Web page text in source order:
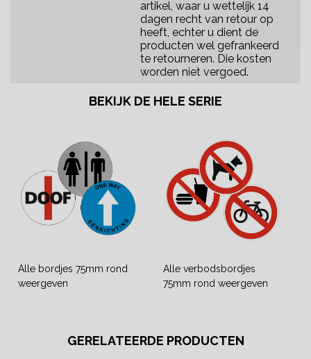
artikel, waar u wettelijk 14
dagen recht van retour op
heeft, echter u dient de
producten wel gefrankeerd
te retourneren. Die kosten
worden niet vergoed.
BEKIJK DE HELE SERIE
Alle bordjes 75mm rond
weergeven
Alle verbodsbordjes
75mm rond weergeven
GERELATEERDE PRODUCTEN